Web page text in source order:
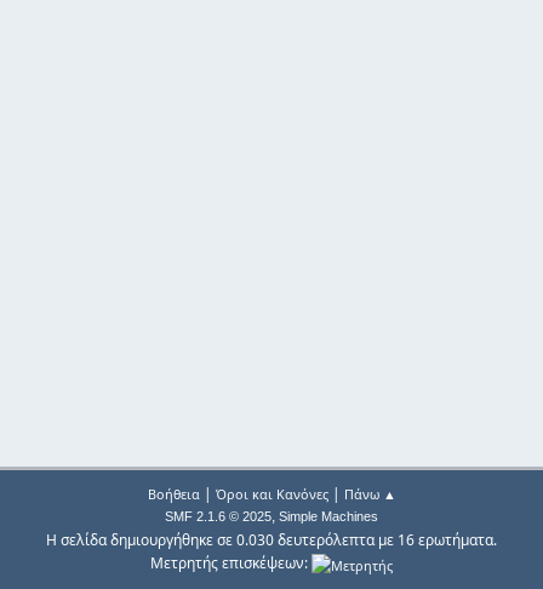
Βοήθεια| Όροι και Κανόνες| Πάνω ▲
SMF 2.1.6 © 2025, Simple Machines
Η σελίδα δημιουργήθηκε σε 0.030 δευτερόλεπτα με 16 ερωτήματα.
Μετρητής επισκέψεων: